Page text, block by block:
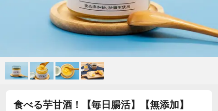
食べる芋甘酒！【毎日腸活】【無添加】